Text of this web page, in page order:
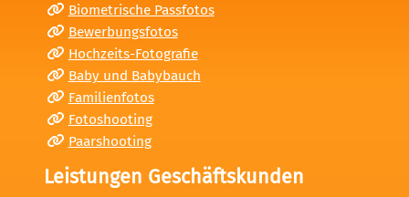
Biometrische Passfotos
Bewerbungsfotos
Hochzeits-Fotografie
Baby und Babybauch
Familienfotos
Fotoshooting
Paarshooting
Leistungen Geschäftskunden